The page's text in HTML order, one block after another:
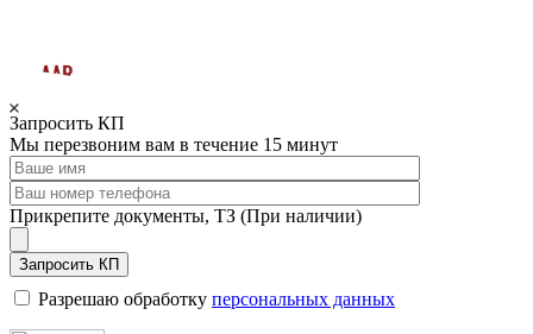
Запросить КП
Мы перезвоним вам в течение 15 минут
Прикрепите документы, ТЗ (При наличии)
Запросить КП
Разрешаю обработку персональных данных